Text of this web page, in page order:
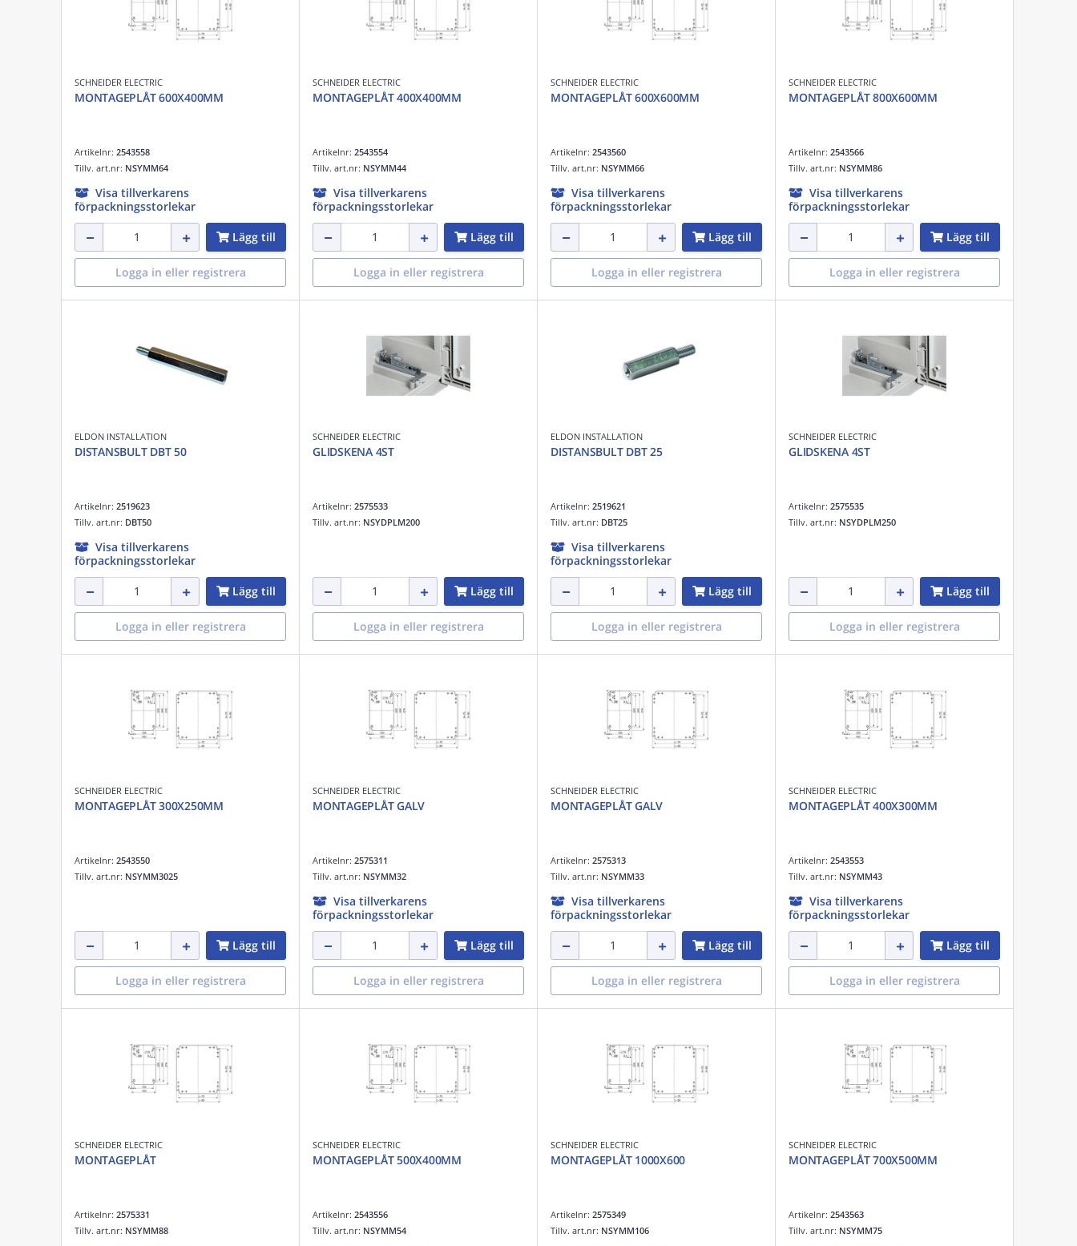
SCHNEIDER ELECTRIC
MONTAGEPLÅT 600X400MM
Artikelnr: 2543558
Tillv. art.nr: NSYMM64
Visa tillverkarens
förpackningsstorlekar
Lägg till
Logga in eller registrera
SCHNEIDER ELECTRIC
MONTAGEPLÅT 400X400MM
Artikelnr: 2543554
Tillv. art.nr: NSYMM44
Visa tillverkarens
förpackningsstorlekar
Lägg till
Logga in eller registrera
SCHNEIDER ELECTRIC
MONTAGEPLÅT 600X600MM
Artikelnr: 2543560
Tillv. art.nr: NSYMM66
Visa tillverkarens
förpackningsstorlekar
Lägg till
Logga in eller registrera
SCHNEIDER ELECTRIC
MONTAGEPLÅT 800X600MM
Artikelnr: 2543566
Tillv. art.nr: NSYMM86
Visa tillverkarens
förpackningsstorlekar
Lägg till
Logga in eller registrera
ELDON INSTALLATION
DISTANSBULT DBT 50
Artikelnr: 2519623
Tillv. art.nr: DBT50
Visa tillverkarens
förpackningsstorlekar
Lägg till
Logga in eller registrera
SCHNEIDER ELECTRIC
GLIDSKENA 4ST
Artikelnr: 2575533
Tillv. art.nr: NSYDPLM200
Lägg till
Logga in eller registrera
ELDON INSTALLATION
DISTANSBULT DBT 25
Artikelnr: 2519621
Tillv. art.nr: DBT25
Visa tillverkarens
förpackningsstorlekar
Lägg till
Logga in eller registrera
SCHNEIDER ELECTRIC
GLIDSKENA 4ST
Artikelnr: 2575535
Tillv. art.nr: NSYDPLM250
Lägg till
Logga in eller registrera
SCHNEIDER ELECTRIC
MONTAGEPLÅT 300X250MM
Artikelnr: 2543550
Tillv. art.nr: NSYMM3025
Lägg till
Logga in eller registrera
SCHNEIDER ELECTRIC
MONTAGEPLÅT GALV
Artikelnr: 2575311
Tillv. art.nr: NSYMM32
Visa tillverkarens
förpackningsstorlekar
Lägg till
Logga in eller registrera
SCHNEIDER ELECTRIC
MONTAGEPLÅT GALV
Artikelnr: 2575313
Tillv. art.nr: NSYMM33
Visa tillverkarens
förpackningsstorlekar
Lägg till
Logga in eller registrera
SCHNEIDER ELECTRIC
MONTAGEPLÅT 400X300MM
Artikelnr: 2543553
Tillv. art.nr: NSYMM43
Visa tillverkarens
förpackningsstorlekar
Lägg till
Logga in eller registrera
SCHNEIDER ELECTRIC
MONTAGEPLÅT
Artikelnr: 2575331
Tillv. art.nr: NSYMM88
SCHNEIDER ELECTRIC
MONTAGEPLÅT 500X400MM
Artikelnr: 2543556
Tillv. art.nr: NSYMM54
SCHNEIDER ELECTRIC
MONTAGEPLÅT 1000X600
Artikelnr: 2575349
Tillv. art.nr: NSYMM106
SCHNEIDER ELECTRIC
MONTAGEPLÅT 700X500MM
Artikelnr: 2543563
Tillv. art.nr: NSYMM75